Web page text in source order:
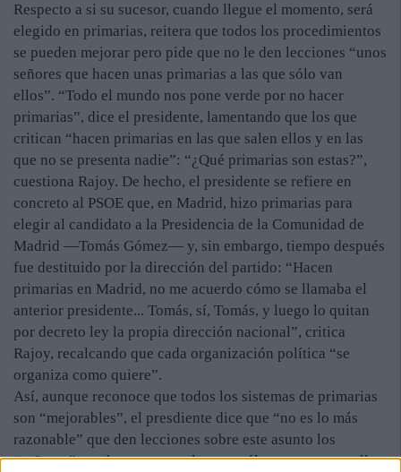
Respecto a si su sucesor, cuando llegue el momento, será
elegido en primarias, reitera que todos los procedimientos
se pueden mejorar pero pide que no le den lecciones “unos
señores que hacen unas primarias a las que sólo van
ellos”. “Todo el mundo nos pone verde por no hacer
primarias”, dice el presidente, lamentando que los que
critican “hacen primarias en las que salen ellos y en las
que no se presenta nadie”: “¿Qué primarias son estas?”,
cuestiona Rajoy. De hecho, el presidente se refiere en
concreto al PSOE que, en Madrid, hizo primarias para
elegir al candidato a la Presidencia de la Comunidad de
Madrid —Tomás Gómez— y, sin embargo, tiempo después
fue destituido por la dirección del partido: “Hacen
primarias en Madrid, no me acuerdo cómo se llamaba el
anterior presidente... Tomás, sí, Tomás, y luego lo quitan
por decreto ley la propia dirección nacional”, critica
Rajoy, recalcando que cada organización política “se
organiza como quiere”.
Así, aunque reconoce que todos los sistemas de primarias
son “mejorables”, el presdiente dice que “no es lo más
razonable” que den lecciones sobre este asunto los
“señores” que hacen unas a las que sólo se presentan ellos.